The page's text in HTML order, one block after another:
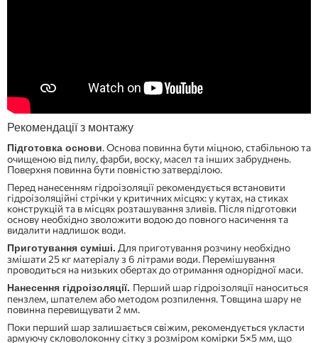
Рекомендації з монтажу
Підготовка основи. Основа повинна бути міцною, стабільною та
очищеною від пилу, фарби, воску, масел та інших забруднень.
Поверхня повинна бути повністю затверділою.
Перед нанесенням гідроізоляції рекомендується встановити
гідроізоляційні стрічки у критичних місцях: у кутах, на стиках
конструкцій та в місцях розташування зливів. Після підготовки
основу необхідно зволожити водою до повного насичення та
видалити надлишок води.
Приготування суміші. Для приготування розчину необхідно
змішати 25 кг матеріалу з 6 літрами води. Перемішування
проводиться на низьких обертах до отримання однорідної маси.
Нанесення гідроізоляції. Перший шар гідроізоляції наноситься
пензлем, шпателем або методом розпилення. Товщина шару не
повинна перевищувати 2 мм.
Поки перший шар залишається свіжим, рекомендується укласти
армуючу скловолоконну сітку з розміром комірки 5×5 мм, що